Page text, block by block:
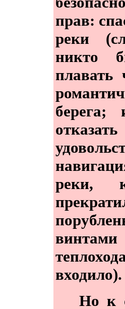
прав:
реки
никто
плавать
реки,
входило).
Но к